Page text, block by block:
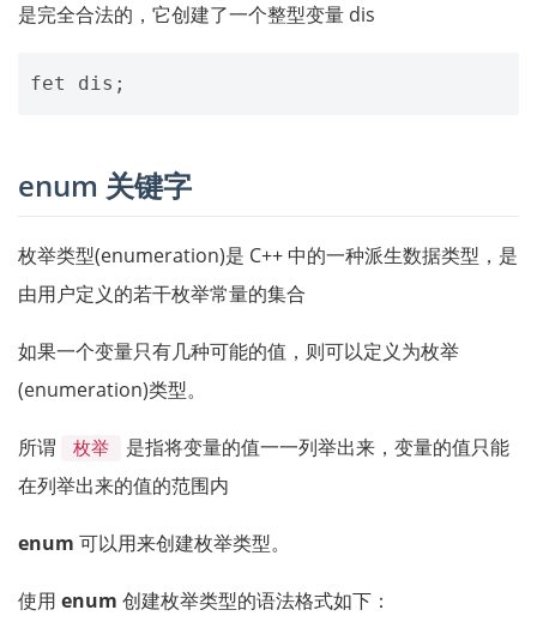
是完全合法的，它创建了一个整型变量 dis
fet dis ;
enum 关键字
枚举类型(enumeration)是 C++ 中的一种派生数据类型，是
由用户定义的若干枚举常量的集合
如果一个变量只有几种可能的值，则可以定义为枚举
(enumeration)类型。
所谓 枚举
是指将变量的值一一列举出来，变量的值只能
在列举出来的值的范围内
enum 可以用来创建枚举类型。
使用 enum 创建枚举类型的语法格式如下：